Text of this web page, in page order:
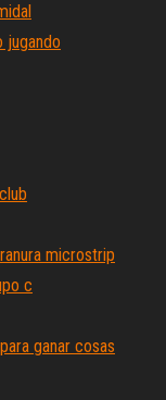
jugando
microstrip
c
ganar cosas